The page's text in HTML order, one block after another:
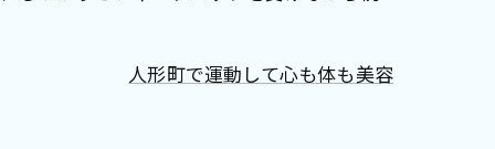
人形町で運動して心も体も美容